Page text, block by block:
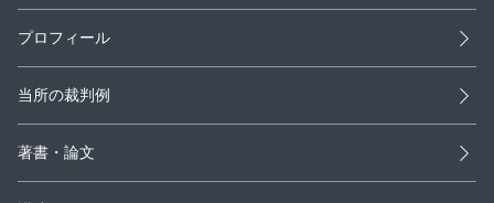
プロフィール
当所の裁判例
著書・論文